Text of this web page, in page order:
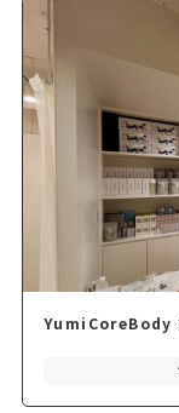
YumiCoreBody